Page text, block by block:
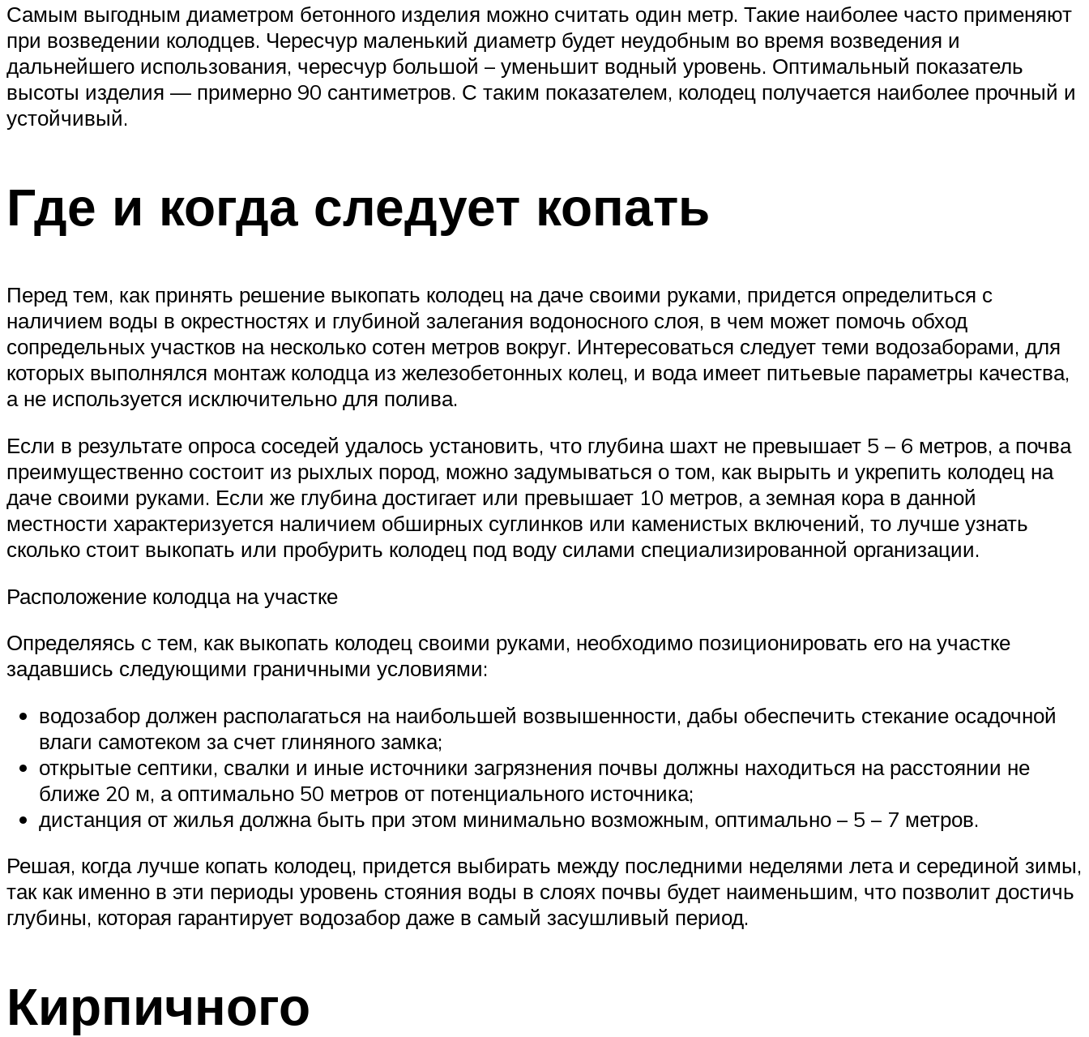
Самым выгодным диаметром бетонного изделия можно считать один метр. Такие наиболее часто применяют
при возведении колодцев. Чересчур маленький диаметр будет неудобным во время возведения и
дальнейшего использования, чересчур большой – уменьшит водный уровень. Оптимальный показатель
высоты изделия — примерно 90 сантиметров. С таким показателем, колодец получается наиболее прочный и
устойчивый.
Где и когда следует копать
Перед тем, как принять решение выкопать колодец на даче своими руками, придется определиться с
наличием воды в окрестностях и глубиной залегания водоносного слоя, в чем может помочь обход
сопредельных участков на несколько сотен метров вокруг. Интересоваться следует теми водозаборами, для
которых выполнялся монтаж колодца из железобетонных колец, и вода имеет питьевые параметры качества,
а не используется исключительно для полива.
Если в результате опроса соседей удалось установить, что глубина шахт не превышает 5 – 6 метров, а почва
преимущественно состоит из рыхлых пород, можно задумываться о том, как вырыть и укрепить колодец на
даче своими руками. Если же глубина достигает или превышает 10 метров, а земная кора в данной
местности характеризуется наличием обширных суглинков или каменистых включений, то лучше узнать
сколько стоит выкопать или пробурить колодец под воду силами специализированной организации.
Расположение колодца на участке
Определяясь с тем, как выкопать колодец своими руками, необходимо позиционировать его на участке
задавшись следующими граничными условиями:
водозабор должен располагаться на наибольшей возвышенности, дабы обеспечить стекание осадочной
влаги самотеком за счет глиняного замка;
открытые септики, свалки и иные источники загрязнения почвы должны находиться на расстоянии не
ближе 20 м, а оптимально 50 метров от потенциального источника;
дистанция от жилья должна быть при этом минимально возможным, оптимально – 5 – 7 метров.
Решая, когда лучше копать колодец, придется выбирать между последними неделями лета и серединой зимы,
так как именно в эти периоды уровень стояния воды в слоях почвы будет наименьшим, что позволит достичь
глубины, которая гарантирует водозабор даже в самый засушливый период.
Кирпичного